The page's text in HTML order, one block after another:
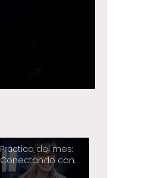
Práctica del mes:
Conectando con
la fortaleza